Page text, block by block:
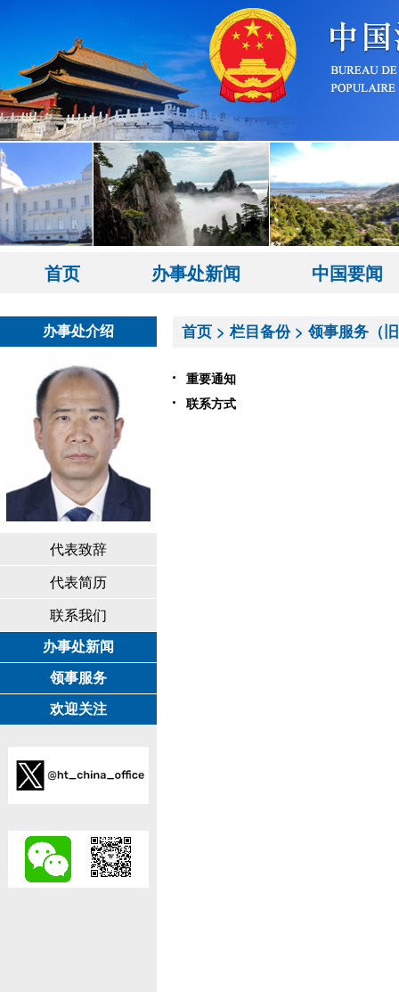
首页 办事处新闻 中国要闻
办事处介绍
代表致辞
代表简历
联系我们
办事处新闻
领事服务
欢迎关注
首页 >栏目备份> 领事服务（
重要通知
联系方式